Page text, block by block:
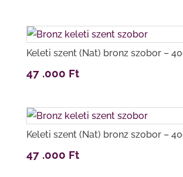
Keleti szent (Nat) bronz szobor –
47 .000 Ft
Keleti szent (Nat) bronz szobor –
47 .000 Ft